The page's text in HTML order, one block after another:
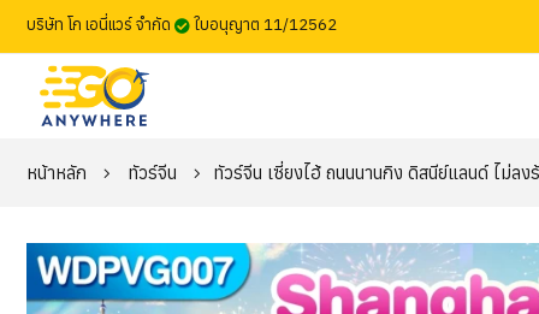
บริษัท โก เอนี่แวร์ จำกัด ใบอนุญาต 11/12562
หน้าหลัก ทัวร์จีน ทัวร์จีน เซี่ยงไฮ้ ถนนนานกิง ดิสนีย์แลนด์ ไม่ลง